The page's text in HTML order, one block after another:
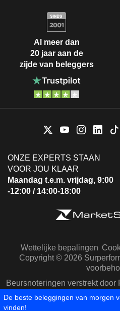
Al meer dan
20 jaar aan de
zijde van beleggers
ONZE EXPERTS STAAN
VOOR JOU KLAAR
Maandag t.e.m. vrijdag, 9:00
-12:00 / 14:00-18:00
Wettelijke bepalingen
Copyright © 2026
Beursnoteringen verstrekt door
De beste beleggingen van morgen
vinden!